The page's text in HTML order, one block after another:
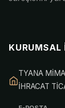
KURUMSAL
TYANA
İHRACAT